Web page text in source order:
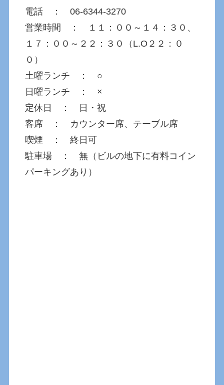
電話 ： 06-6344-3270
営業時間 ： １１：００～１４：３０、
１７：００～２２：３０（L.O２２：０
０）
土曜ランチ ： ○
日曜ランチ ： ×
定休日 ： 日・祝
客席 ： カウンター席、テーブル席
喫煙 ： 終日可
駐車場 ： 無（ビルの地下に有料コイン
パーキングあり）